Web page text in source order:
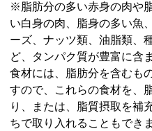
※脂肪分の多い赤身の肉や
い白身の肉、脂身の多い魚
ーズ、ナッツ類、油脂類、
ど、タンパク質が豊富に含
食材には、脂肪分を含むも
すので、これらの食材を、
り、または、脂質摂取を補
ちで取り入れることもできま